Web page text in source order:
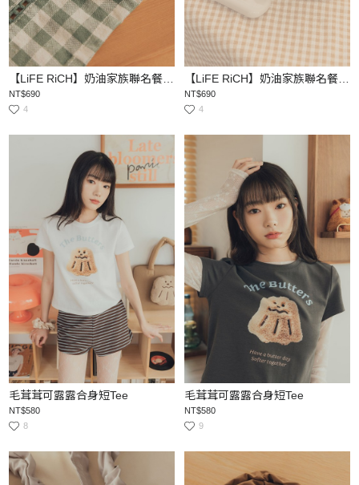
NT$690
4
NT$690
4
毛茸茸可露露合身短Tee
NT$580
8
毛茸茸可露露合身短Tee
NT$580
9